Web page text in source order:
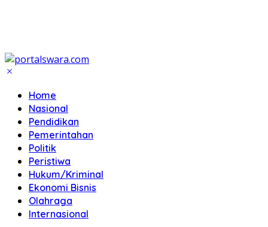
Home
Nasional
Pendidikan
Pemerintahan
Politik
Peristiwa
Hukum/Kriminal
Ekonomi Bisnis
Olahraga
Internasional